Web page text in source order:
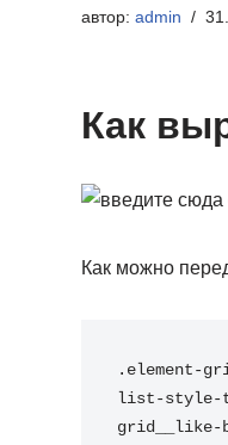
автор: admin
Как
Как можно
.element-
list-style-
grid__like-